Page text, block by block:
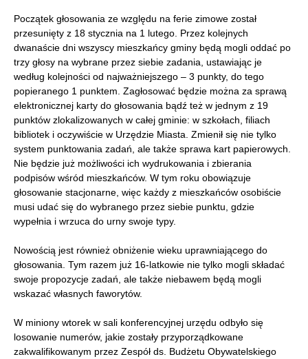
Początek głosowania ze względu na ferie zimowe został
przesunięty z 18 stycznia na 1 lutego. Przez kolejnych
dwanaście dni wszyscy mieszkańcy gminy będą mogli oddać po
trzy głosy na wybrane przez siebie zadania, ustawiając je
według kolejności od najważniejszego – 3 punkty, do tego
popieranego 1 punktem. Zagłosować będzie można za sprawą
elektronicznej karty do głosowania bądź też w jednym z 19
punktów zlokalizowanych w całej gminie: w szkołach, filiach
bibliotek i oczywiście w Urzędzie Miasta. Zmienił się nie tylko
system punktowania zadań, ale także sprawa kart papierowych.
Nie będzie już możliwości ich wydrukowania i zbierania
podpisów wśród mieszkańców. W tym roku obowiązuje
głosowanie stacjonarne, więc każdy z mieszkańców osobiście
musi udać się do wybranego przez siebie punktu, gdzie
wypełnia i wrzuca do urny swoje typy.
Nowością jest również obniżenie wieku uprawniającego do
głosowania. Tym razem już 16-latkowie nie tylko mogli składać
swoje propozycje zadań, ale także niebawem będą mogli
wskazać własnych faworytów.
W miniony wtorek w sali konferencyjnej urzędu odbyło się
losowanie numerów, jakie zostały przyporządkowane
zakwalifikowanym przez Zespół ds. Budżetu Obywatelskiego